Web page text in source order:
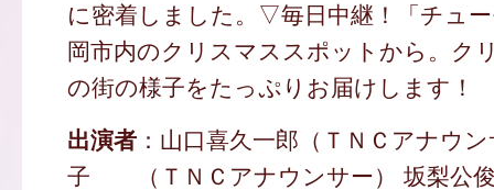
に密着しました。▽毎日中継！「チュ
岡市内のクリスマススポットから。ク
の街の様子をたっぷりお届けします！
出演者：山口喜久一郎（ＴＮＣアナウ
子 （ＴＮＣアナウンサー） 坂梨